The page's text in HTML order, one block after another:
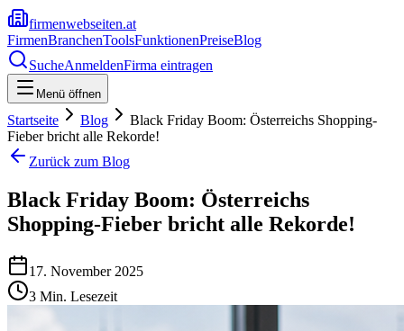
firmenwebseiten.at
FirmenBranchenToolsFunktionenPreiseBlog
SucheAnmeldenFirma eintragen
Menü öffnen
Startseite Blog
Black Friday Boom: Österreichs Shopping-
Fieber bricht alle Rekorde!
Zurück zum Blog
Black Friday Boom: Österreichs
Shopping-Fieber bricht alle Rekorde!
17. November 2025
3 Min. Lesezeit